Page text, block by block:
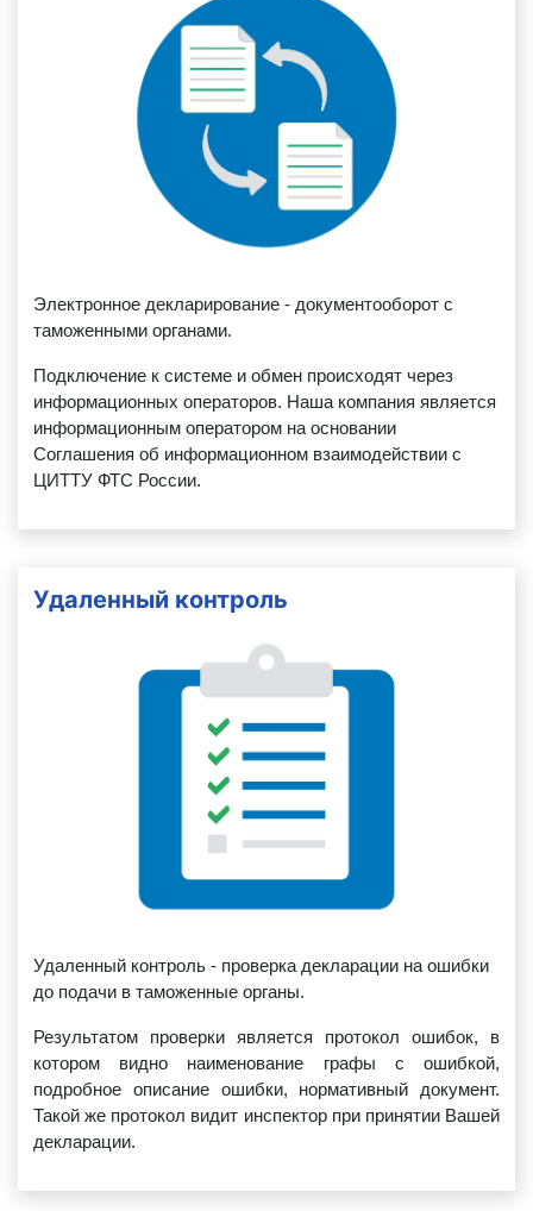
Электронное декларирование - документооборот с
таможенными органами.
Подключение к системе и обмен происходят через
информационных операторов. Наша компания является
информационным оператором на основании
Соглашения об информационном взаимодействии с
ЦИТТУ ФТС России.
Удаленный контроль
Удаленный контроль - проверка декларации на ошибки
до подачи в таможенные органы.
Результатом проверки является протокол ошибок, в
котором видно наименование графы с ошибкой,
подробное описание ошибки, нормативный документ.
Такой же протокол видит инспектор при принятии Вашей
декларации.